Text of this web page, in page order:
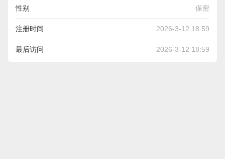
性别 保密
注册时间 2026-3-12 18:59
最后访问 2026-3-12 18:59